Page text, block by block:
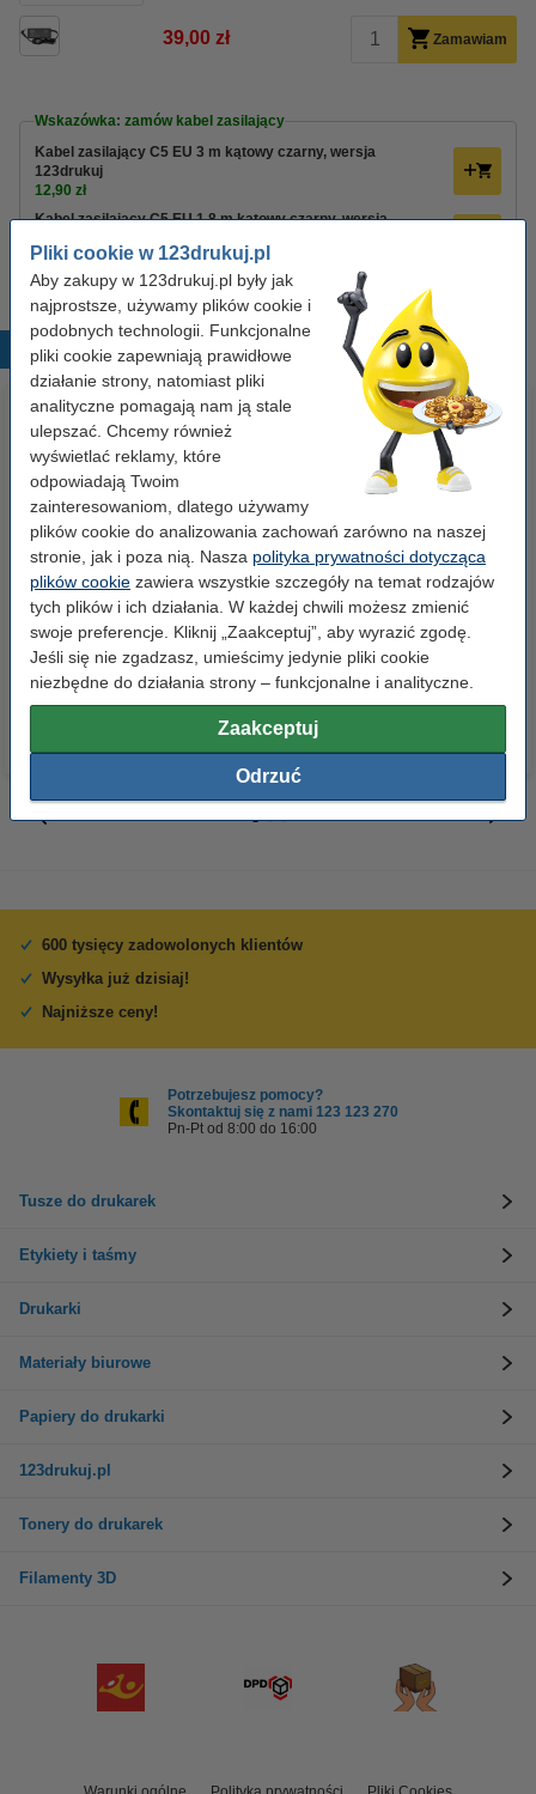
Pliki cookie w 123drukuj.pl
Aby zakupy w 123drukuj.pl były jak
najprostsze, używamy plików cookie i
podobnych technologii. Funkcjonalne
pliki cookie zapewniają prawidłowe
działanie strony, natomiast pliki
analityczne pomagają nam ją stale
ulepszać. Chcemy również
wyświetlać reklamy, które
odpowiadają Twoim
zainteresowaniom, dlatego używamy
plików cookie do analizowania zachowań zarówno na naszej
stronie, jak i poza nią. Nasza polityka prywatności dotycząca
plików cookie zawiera wszystkie szczegóły na temat rodzajów
tych plików i ich działania. W każdej chwili możesz zmienić
swoje preferencje. Kliknij „Zaakceptuj”, aby wyrazić zgodę.
Jeśli się nie zgadzasz, umieścimy jedynie pliki cookie
niezbędne do działania strony – funkcjonalne i analityczne.
Zaakceptuj
Odrzuć
39,00 zł Zamawiam
Wskazówka: zamów kabel zasilający
Kabel zasilający C5 EU 3 m kątowy czarny, wersja
123drukuj
12,90 zł
Kabel zasilający C5 EU 1,8 m kątowy czarny, wersja
8,90 zł
Popularne produkty
Zestaw 4x marker do tablic
suchościeralnych (okrągła
końcówka 2,5 mm) 123drukuj
19,90 zł z VAT
Baterie AAA LR03 123drukuj
Xtreme Power MN2400, 24
sztuki
35,00 zł z VAT
600 tysięcy zadowolonych klientów
Wysyłka już dzisiaj!
Najniższe ceny!
Potrzebujesz pomocy?
Skontaktuj się z nami 123 123 270
Pn-Pt od 8:00 do 16:00
Tusze do drukarek
Etykiety i taśmy
Drukarki
Materiały biurowe
Papiery do drukarki
123drukuj.pl
Tonery do drukarek
Filamenty 3D